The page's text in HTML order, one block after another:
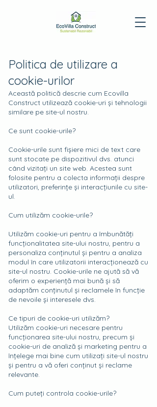
Politica de utilizare a
cookie-urilor
Această politică descrie cum Ecovilla
Construct utilizează cookie-uri și tehnologii
similare pe site-ul nostru.
Ce sunt cookie-urile?
Cookie-urile sunt fișiere mici de text care
sunt stocate pe dispozitivul dvs. atunci
când vizitați un site web. Acestea sunt
folosite pentru a colecta informații despre
utilizatori, preferințe și interacțiunile cu site-
ul.
Cum utilizăm cookie-urile?
Utilizăm cookie-uri pentru a îmbunătăți
funcționalitatea site-ului nostru, pentru a
personaliza conținutul și pentru a analiza
modul în care utilizatorii interacționează cu
site-ul nostru. Cookie-urile ne ajută să vă
oferim o experiență mai bună și să
adaptăm conținutul și reclamele în funcție
de nevoile și interesele dvs.
Ce tipuri de cookie-uri utilizăm?
Utilizăm cookie-uri necesare pentru
funcționarea site-ului nostru, precum și
cookie-uri de analiză și marketing pentru a
înțelege mai bine cum utilizați site-ul nostru
și pentru a vă oferi conținut și reclame
relevante.
Cum puteți controla cookie-urile?